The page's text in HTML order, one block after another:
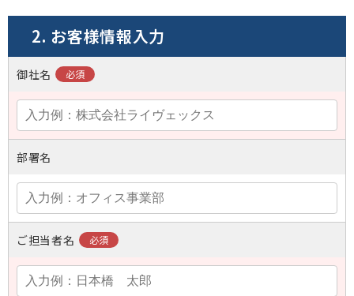
2. お客様情報入力
御社名
部署名
ご担当者名